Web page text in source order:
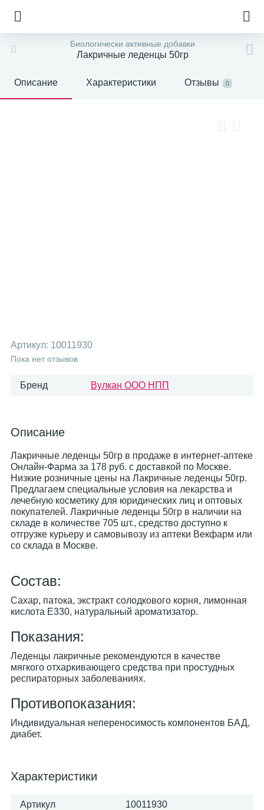
Биологически активные добавки
Лакричные леденцы 50гр
Описание Характеристики Отзывы 0
Артикул: 10011930
Пока нет отзывов
Бренд Вулкан ООО НПП
Описание
Лакричные леденцы 50гр в продаже в интернет-аптеке
Онлайн-Фарма за 178 руб. с доставкой по Москве.
Низкие розничные цены на Лакричные леденцы 50гр.
Предлагаем специальные условия на лекарства и
лечебную косметику для юридических лиц и оптовых
покупателей. Лакричные леденцы 50гр в наличии на
складе в количестве 705 шт., средство доступно к
отгрузке курьеру и самовывозу из аптеки Векфарм или
со склада в Москве.
Cостав:
Сахар, патока, экстракт солодкового корня, лимонная
кислота Е330, натуральный ароматизатор.
Показания:
Леденцы лакричные рекомендуются в качестве
мягкого отхаркивающего средства при простудных
респираторных заболеваниях.
Противопоказания:
Индивидуальная непереносимость компонентов БАД,
диабет.
Характеристики
Артикул 10011930